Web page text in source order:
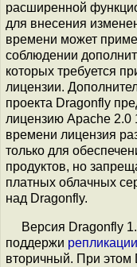
расширенной
для внесения
времени может
соблюдении
которых требуется
лицензии.
проекта Dragonfly
лицензию Apache 2.0
времени лицензия
только для
продуктов, но
платных облачных
над Dragonfly.
Версия Dragonfly
поддержи репликации
вторичный. При этом